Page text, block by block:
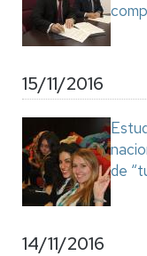
15/11/2016
de
14/11/2016